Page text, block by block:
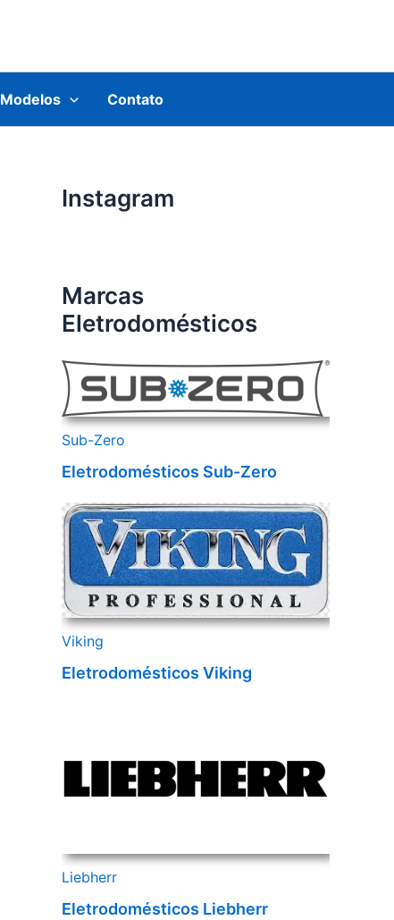
Modelos Contato
Instagram
Marcas
Eletrodomésticos
Sub-Zero
Eletrodomésticos Sub-Zero
Viking
Eletrodomésticos Viking
Liebherr
Eletrodomésticos Liebherr